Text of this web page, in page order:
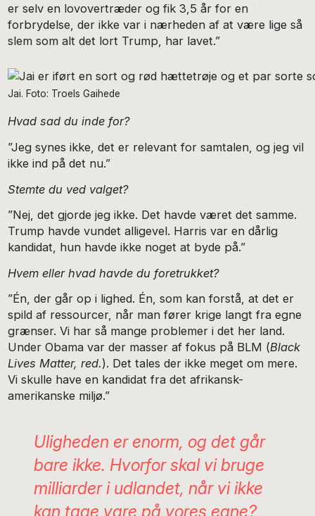
er selv en lovovertræder og fik 3,5 år for en
forbrydelse, der ikke var i nærheden af at være lige så
slem som alt det lort Trump, har lavet.”
Jai. Foto: Troels Gaihede
Hvad sad du inde for?
”Jeg synes ikke, det er relevant for samtalen, og jeg vil
ikke ind på det nu.”
Stemte du ved valget?
”Nej, det gjorde jeg ikke. Det havde været det samme.
Trump havde vundet alligevel. Harris var en dårlig
kandidat, hun havde ikke noget at byde på.”
Hvem eller hvad havde du foretrukket?
”Én, der går op i lighed. Én, som kan forstå, at det er
spild af ressourcer, når man fører krige langt fra egne
grænser. Vi har så mange problemer i det her land.
Under Obama var der masser af fokus på BLM (Black
Lives Matter, red.). Det tales der ikke meget om mere.
Vi skulle have en kandidat fra det afrikansk-
amerikanske miljø.”
Uligheden er enorm, og det går
bare ikke. Hvorfor skal vi bruge
milliarder i udlandet, når vi ikke
kan tage vare på vores egne?